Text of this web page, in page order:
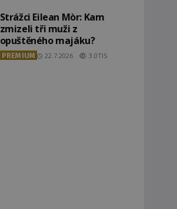
Strážci Eilean Mòr: Kam
zmizeli tři muži z
opuštěného majáku?
PREMIUM 22.7.2026 3.0TIS